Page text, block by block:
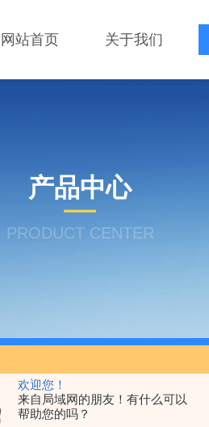
欢迎您！
来自局域网的朋友！有什么可以
帮助您的吗？
网站首页 关于我们
产品中心
PRODUCT CENTER